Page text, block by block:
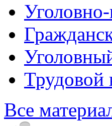
Трудовой
Все